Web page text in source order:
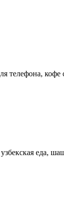
телефона, кофе
еда,